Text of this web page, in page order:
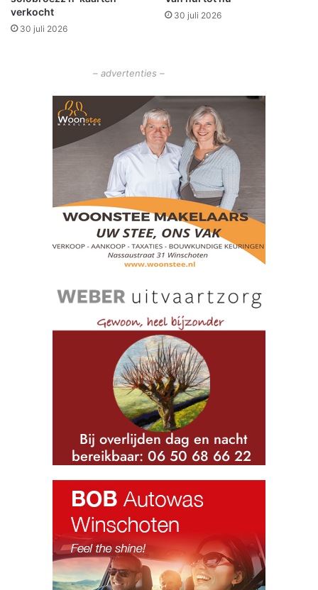
c
h
b
i
verkocht
30 juli 2026
30 juli 2026
– advertenties –